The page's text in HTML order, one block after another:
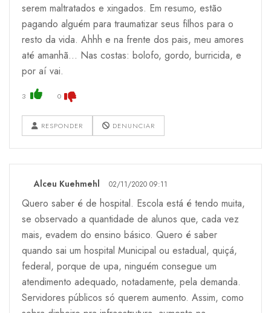
serem maltratados e xingados. Em resumo, estão
pagando alguém para traumatizar seus filhos para o
resto da vida. Ahhh e na frente dos pais, meu amores
até amanhã... Nas costas: bolofo, gordo, burricida, e
por aí vai.
3 0
RESPONDER DENUNCIAR
Alceu Kuehmehl 02/11/2020 09:11
Quero saber é de hospital. Escola está é tendo muita,
se observado a quantidade de alunos que, cada vez
mais, evadem do ensino básico. Quero é saber
quando sai um hospital Municipal ou estadual, quiçá,
federal, porque de upa, ninguém consegue um
atendimento adequado, notadamente, pela demanda.
Servidores públicos só querem aumento. Assim, como